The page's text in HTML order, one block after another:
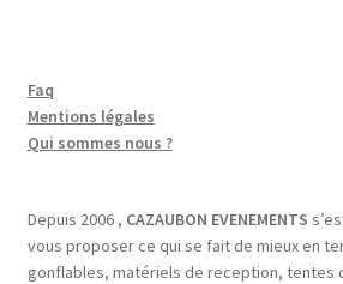
Faq
Mentions légales
Qui sommes nous ?
Depuis 2006 , CAZAUBON EVENEMENTS
vous proposer ce qui se fait de mieux en
gonflables, matériels de reception, tentes